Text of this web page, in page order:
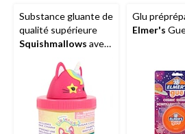
Substance gluante de
qualité supérieure
Squishmallows avec
Glu
Elmer's